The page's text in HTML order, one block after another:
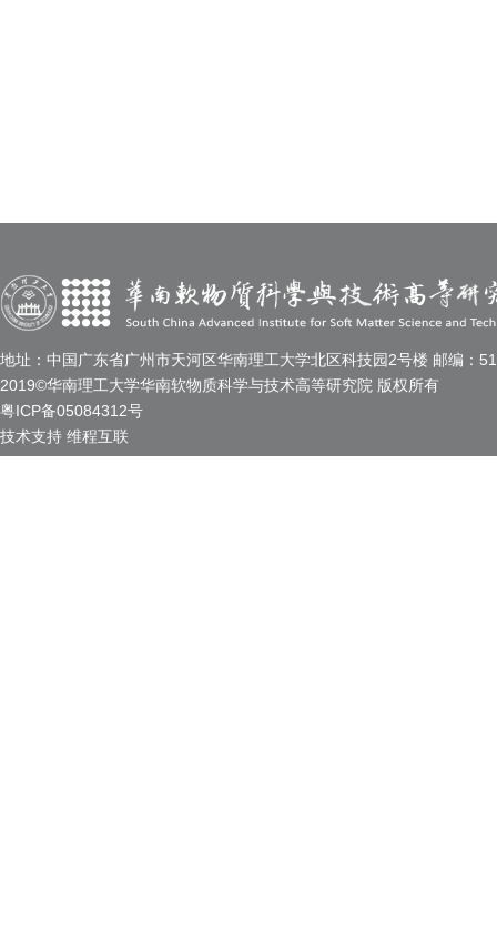
地址：中国广东省广州市天河区华南理工大学北区科技园2号楼 邮编：
2019©华南理工大学华南软物质科学与技术高等研究院 版权所有
粤ICP备05084312号
技术支持 维程互联